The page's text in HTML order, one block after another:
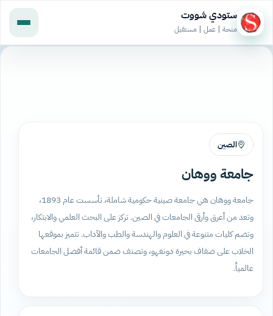
ستودي شووت
منحة | عمل | مستقبل
الصين
جامعة ووهان
جامعة ووهان هي جامعة صينية حكومية شاملة، تأسست عام 1893،
وتعد من أعرق وأرقى الجامعات في الصين. تركز على البحث العلمي والابتكار،
وتضم كليات متنوعة في العلوم والهندسة والطب والآداب. تتميز بموقعها
الخلاب على ضفاف بحيرة دونغهو، وتصنف ضمن قائمة أفضل الجامعات
عالمياً.